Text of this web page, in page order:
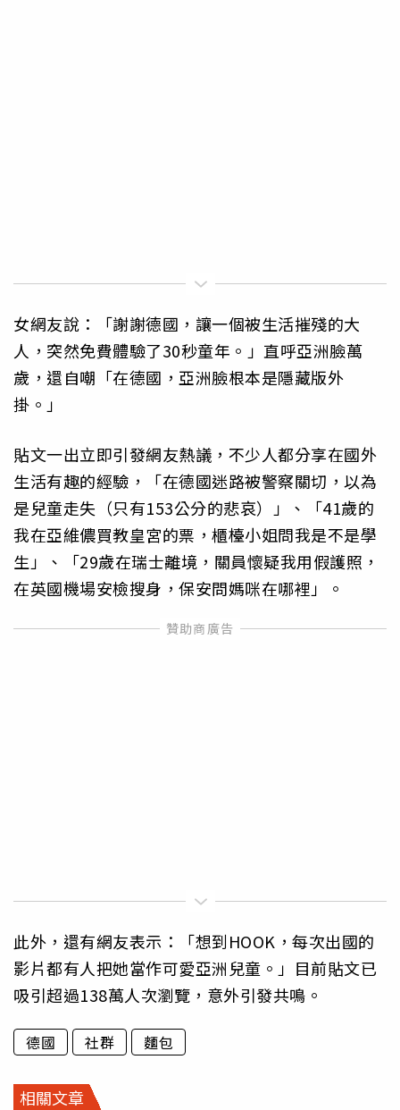
女網友說：「謝謝德國，讓一個被生活摧殘的大
人，突然免費體驗了30秒童年。」直呼亞洲臉萬
歲，還自嘲「在德國，亞洲臉根本是隱藏版外
掛。」
貼文一出立即引發網友熱議，不少人都分享在國外
生活有趣的經驗，「在德國迷路被警察關切，以為
是兒童走失（只有153公分的悲哀）」、「41歲的
我在亞維儂買教皇宮的票，櫃檯小姐問我是不是學
生」、「29歲在瑞士離境，關員懷疑我用假護照，
在英國機場安檢搜身，保安問媽咪在哪裡」。
此外，還有網友表示：「想到HOOK，每次出國的
影片都有人把她當作可愛亞洲兒童。」目前貼文已
吸引超過138萬人次瀏覽，意外引發共鳴。
德國 社群 麵包
相關文章